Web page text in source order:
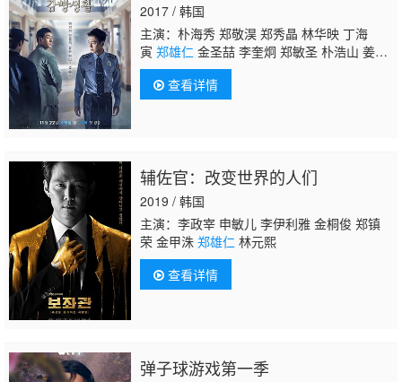
2017 / 韩国
主演：朴海秀 郑敬淏 郑秀晶 林华映 丁海
寅 郑雄仁 金圣喆 李奎炯 郑敏圣 朴浩山 姜昇
润 金景南 崔武成 崔胜元 成东日 金汉钟 周锡
泰 姜基栋 朴亨洙 李道谦 申在河 廉惠兰 林哲
亨 芮秀贞 李浩哲 刘在明 申隣雅 崔光一 张赫
查看详情
辅佐官：改变世界的人们
2019 / 韩国
主演：李政宰 申敏儿 李伊利雅 金桐俊 郑镇
荣 金甲洙 郑雄仁 林元熙
查看详情
弹子球游戏第一季